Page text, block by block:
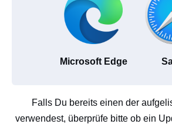
Microsoft Edge
Falls Du bereits einen der
verwendest, überprüfe bitte ob ein